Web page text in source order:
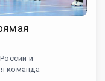
и
команда